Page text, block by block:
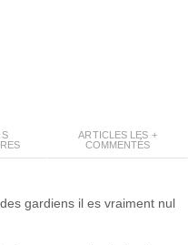
ARTICLES LES +
COMMENTÉS
gardiens il es vraiment nul